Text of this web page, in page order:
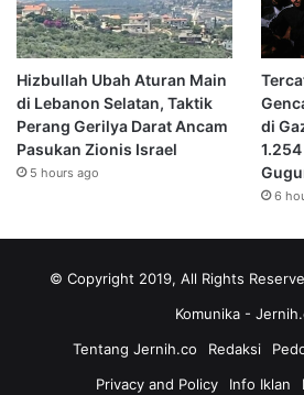
Hizbullah Ubah Aturan Main
di Lebanon Selatan, Taktik
Perang Gerilya Darat Ancam
Pasukan Zionis Israel
5 hours ago
di
6
© Copyright 2019, All Rights
Komunika -
Tentang Jernih.co
Redaksi
Privacy and Policy
Info Iklan